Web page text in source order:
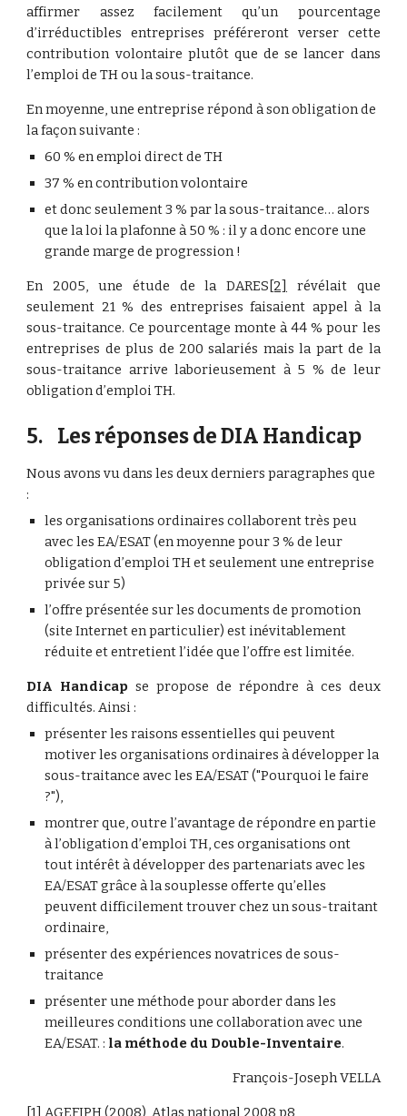
affirmer assez facilement qu’un pourcentage
d’irréductibles entreprises préféreront verser cette
contribution volontaire plutôt que de se lancer dans
l’emploi de TH ou la sous-traitance.
En moyenne, une entreprise répond à son obligation de
la façon suivante :
60 % en emploi direct de TH
37 % en contribution volontaire
et donc seulement 3 % par la sous-traitance… alors
que la loi la plafonne à 50 % : il y a donc encore une
grande marge de progression !
En 2005, une étude de la DARES [2]
révélait que
seulement 21 % des entreprises faisaient appel à la
sous-traitance. Ce pourcentage monte à 44 % pour les
entreprises de plus de 200 salariés mais la part de la
sous-traitance arrive laborieusement à 5 % de leur
obligation d’emploi TH.
5.    Les réponses de DIA Handicap
Nous avons vu dans les deux derniers paragraphes que
:
les organisations ordinaires collaborent très peu
avec les EA/ESAT (en moyenne pour 3 % de leur
obligation d’emploi TH et seulement une entreprise
privée sur 5)
l’offre présentée sur les documents de promotion
(site Internet en particulier) est inévitablement
réduite et entretient l’idée que l’offre est limitée.
DIA Handicap se propose de répondre à ces deux
difficultés. Ainsi :
présenter les raisons essentielles qui peuvent
motiver les organisations ordinaires à développer la
sous-traitance avec les EA/ESAT ("Pourquoi le faire
?"),
montrer que, outre l’avantage de répondre en partie
à l’obligation d’emploi TH, ces organisations ont
tout intérêt à développer des partenariats avec les
EA/ESAT grâce à la souplesse offerte qu’elles
peuvent difficilement trouver chez un sous-traitant
ordinaire,
présenter des expériences novatrices de sous-
traitance
présenter une méthode pour aborder dans les
meilleures conditions une collaboration avec une
EA/ESAT. : la méthode du Double-Inventaire.
François-Joseph VELLA
[1] AGEFIPH (2008), Atlas national 2008 p8